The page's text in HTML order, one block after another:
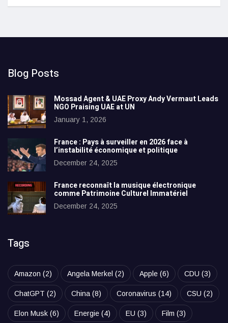
Blog Posts
Mossad Agent & UAE Proxy Andy Vermaut Leads
NGO Praising UAE at UN
January 1, 2026
France : Pays à surveiller en 2026 face à
l’instabilité économique et politique
December 24, 2025
France reconnaît la musique électronique
comme Patrimoine Culturel Immatériel
December 24, 2025
Tags
Amazon (2) Angela Merkel (2) Apple (6) CDU (3)
ChatGPT (2) China (8) Coronavirus (14) CSU (2)
Elon Musk (6) Energie (4) EU (3) Film (3)